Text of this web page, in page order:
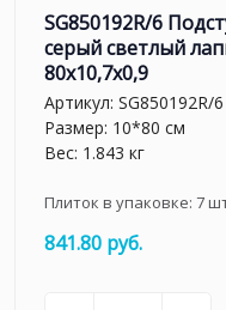
SG850192R/6
серый светлый
80x10,7x0,9
Артикул: SG850192R/6
Размер: 10*80 см
Вес: 1.843 кг
Плиток в упаковке: 7
841.80 руб.